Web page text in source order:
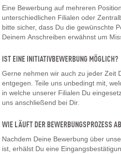
Eine Bewerbung auf mehreren
unterschiedlichen Filialen oder
bitte sicher, dass Du die gewünschte
Deinem Anschreiben erwähnst um
IST EINE INITIATIVBEWERBUNG MÖGLICH?
Gerne nehmen wir auch zu jeder Zeit
entgegen. Teile uns unbedingt mit,
in welche unserer Filialen Du
uns anschließend bei Dir.
WIE LÄUFT DER BEWERBUNGSPROZESS
Nachdem Deine Bewerbung über
ist, erhälst Du eine